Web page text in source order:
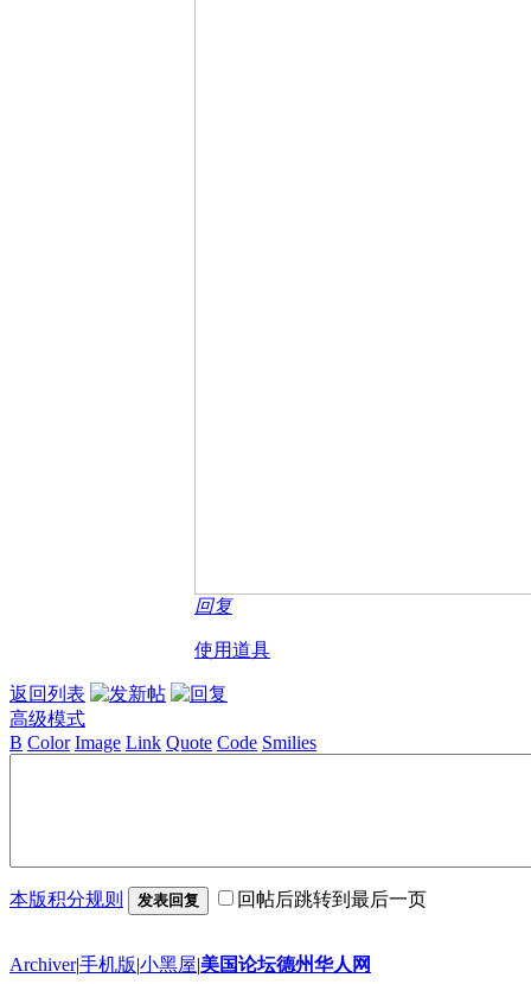
回复
使用道具
返回列表
高级模式
B Color Image Link Quote Code Smilies
本版积分规则 发表回复 回帖后跳转到最后一页
Archiver|手机版|小黑屋|美国论坛德州华人网